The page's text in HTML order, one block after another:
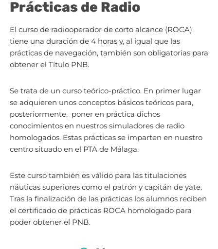
Prácticas de Radio
El curso de radiooperador de corto alcance (ROCA)
tiene una duración de 4 horas y, al igual que las
prácticas de navegación, también son obligatorias para
obtener el Título PNB.
Se trata de un curso teórico-práctico. En primer lugar
se adquieren unos conceptos básicos teóricos para,
posteriormente, poner en práctica dichos
conocimientos en nuestros simuladores de radio
homologados. Estas prácticas se imparten en nuestro
centro situado en el PTA de Málaga.
Este curso también es válido para las titulaciones
náuticas superiores como el patrón y capitán de yate.
Tras la finalización de las prácticas los alumnos reciben
el certificado de prácticas ROCA homologado para
poder obtener el PNB.